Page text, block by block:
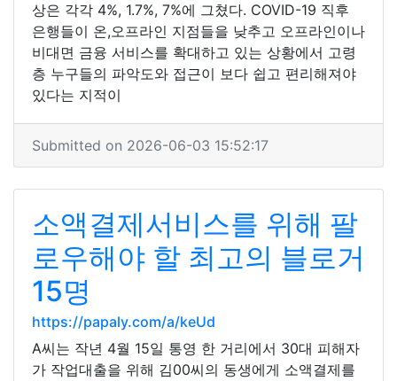
상은 각각 4%, 1.7%, 7%에 그쳤다. COVID-19 직후
은행들이 온,오프라인 지점들을 낮추고 오프라인이나
비대면 금융 서비스를 확대하고 있는 상황에서 고령
층 누구들의 파악도와 접근이 보다 쉽고 편리해져야
있다는 지적이
Submitted on 2026-06-03 15:52:17
소액결제서비스를 위해 팔
로우해야 할 최고의 블로거
15명
https://papaly.com/a/keUd
A씨는 작년 4월 15일 통영 한 거리에서 30대 피해자
가 작업대출을 위해 김00씨의 동생에게 소액결제를